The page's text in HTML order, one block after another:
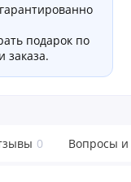
подарок по
заказа.
0 Вопросы и